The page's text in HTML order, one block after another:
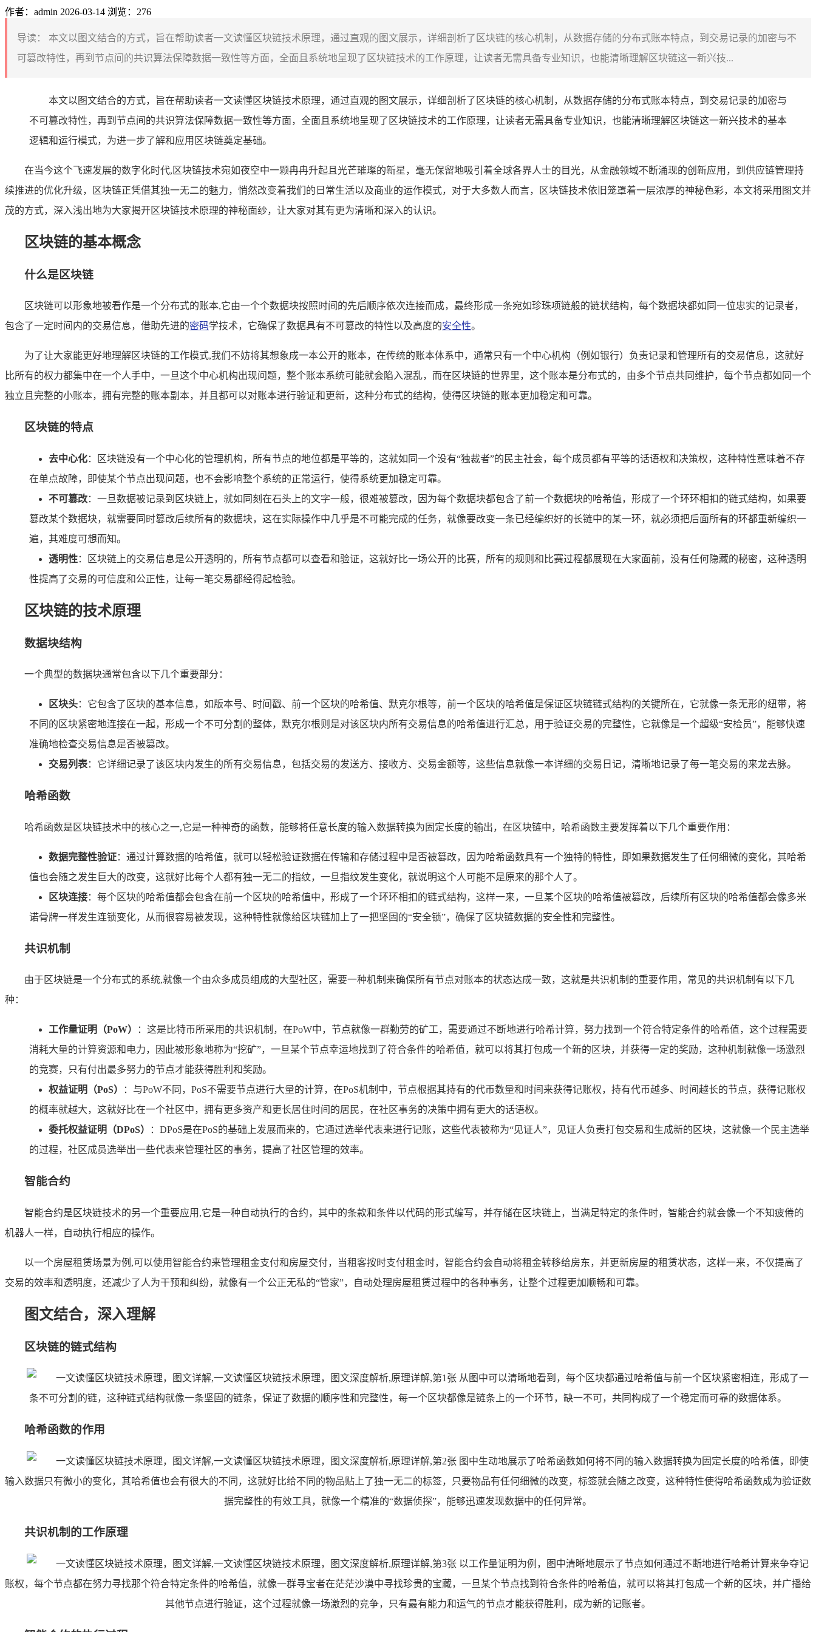
作者：admin 2026-03-14 浏览：276
导读：
本文以图文结合的方式，旨在帮助读者一文读懂区块链技术原理，通过直观的图文展示，详细剖析了区块链的核心机制，从数据存储的分布式账本特点，到交易记录的加密与不
可篡改特性，再到节点间的共识算法保障数据一致性等方面，全面且系统地呈现了区块链技术的工作原理，让读者无需具备专业知识，也能清晰理解区块链这一新兴技...
本文以图文结合的方式，旨在帮助读者一文读懂区块链技术原理，通过直观的图文展示，详细剖析了区块链的核心机制，从数据存储的分布式账本特点，到交易记录的加密与
不可篡改特性，再到节点间的共识算法保障数据一致性等方面，全面且系统地呈现了区块链技术的工作原理，让读者无需具备专业知识，也能清晰理解区块链这一新兴技术的基本
逻辑和运行模式，为进一步了解和应用区块链奠定基础。
在当今这个飞速发展的数字化时代,区块链技术宛如夜空中一颗冉冉升起且光芒璀璨的新星，毫无保留地吸引着全球各界人士的目光，从金融领域不断涌现的创新应用，到供应链管理持
续推进的优化升级，区块链正凭借其独一无二的魅力，悄然改变着我们的日常生活以及商业的运作模式，对于大多数人而言，区块链技术依旧笼罩着一层浓厚的神秘色彩，本文将采用图文并
茂的方式，深入浅出地为大家揭开区块链技术原理的神秘面纱，让大家对其有更为清晰和深入的认识。
区块链的基本概念
什么是区块链
区块链可以形象地被看作是一个分布式的账本,它由一个个数据块按照时间的先后顺序依次连接而成，最终形成一条宛如珍珠项链般的链状结构，每个数据块都如同一位忠实的记录者，
包含了一定时间内的交易信息，借助先进的密码学技术，它确保了数据具有不可篡改的特性以及高度的安全性。
为了让大家能更好地理解区块链的工作模式,我们不妨将其想象成一本公开的账本，在传统的账本体系中，通常只有一个中心机构（例如银行）负责记录和管理所有的交易信息，这就好
比所有的权力都集中在一个人手中，一旦这个中心机构出现问题，整个账本系统可能就会陷入混乱，而在区块链的世界里，这个账本是分布式的，由多个节点共同维护，每个节点都如同一个
独立且完整的小账本，拥有完整的账本副本，并且都可以对账本进行验证和更新，这种分布式的结构，使得区块链的账本更加稳定和可靠。
区块链的特点
去中心化：区块链没有一个中心化的管理机构，所有节点的地位都是平等的，这就如同一个没有“独裁者”的民主社会，每个成员都有平等的话语权和决策权，这种特性意味着不存
在单点故障，即使某个节点出现问题，也不会影响整个系统的正常运行，使得系统更加稳定可靠。
不可篡改：一旦数据被记录到区块链上，就如同刻在石头上的文字一般，很难被篡改，因为每个数据块都包含了前一个数据块的哈希值，形成了一个环环相扣的链式结构，如果要
篡改某个数据块，就需要同时篡改后续所有的数据块，这在实际操作中几乎是不可能完成的任务，就像要改变一条已经编织好的长链中的某一环，就必须把后面所有的环都重新编织一
遍，其难度可想而知。
透明性：区块链上的交易信息是公开透明的，所有节点都可以查看和验证，这就好比一场公开的比赛，所有的规则和比赛过程都展现在大家面前，没有任何隐藏的秘密，这种透明
性提高了交易的可信度和公正性，让每一笔交易都经得起检验。
区块链的技术原理
数据块结构
一个典型的数据块通常包含以下几个重要部分：
区块头：它包含了区块的基本信息，如版本号、时间戳、前一个区块的哈希值、默克尔根等，前一个区块的哈希值是保证区块链链式结构的关键所在，它就像一条无形的纽带，将
不同的区块紧密地连接在一起，形成一个不可分割的整体，默克尔根则是对该区块内所有交易信息的哈希值进行汇总，用于验证交易的完整性，它就像是一个超级“安检员”，能够快速
准确地检查交易信息是否被篡改。
交易列表：它详细记录了该区块内发生的所有交易信息，包括交易的发送方、接收方、交易金额等，这些信息就像一本详细的交易日记，清晰地记录了每一笔交易的来龙去脉。
哈希函数
哈希函数是区块链技术中的核心之一,它是一种神奇的函数，能够将任意长度的输入数据转换为固定长度的输出，在区块链中，哈希函数主要发挥着以下几个重要作用：
数据完整性验证：通过计算数据的哈希值，就可以轻松验证数据在传输和存储过程中是否被篡改，因为哈希函数具有一个独特的特性，即如果数据发生了任何细微的变化，其哈希
值也会随之发生巨大的改变，这就好比每个人都有独一无二的指纹，一旦指纹发生变化，就说明这个人可能不是原来的那个人了。
区块连接：每个区块的哈希值都会包含在前一个区块的哈希值中，形成了一个环环相扣的链式结构，这样一来，一旦某个区块的哈希值被篡改，后续所有区块的哈希值都会像多米
诺骨牌一样发生连锁变化，从而很容易被发现，这种特性就像给区块链加上了一把坚固的“安全锁”，确保了区块链数据的安全性和完整性。
共识机制
由于区块链是一个分布式的系统,就像一个由众多成员组成的大型社区，需要一种机制来确保所有节点对账本的状态达成一致，这就是共识机制的重要作用，常见的共识机制有以下几
种：
工作量证明（PoW）
：这是比特币所采用的共识机制，在PoW中，节点就像一群勤劳的矿工，需要通过不断地进行哈希计算，努力找到一个符合特定条件的哈希值，这个过程需要
消耗大量的计算资源和电力，因此被形象地称为“挖矿”，一旦某个节点幸运地找到了符合条件的哈希值，就可以将其打包成一个新的区块，并获得一定的奖励，这种机制就像一场激烈
的竞赛，只有付出最多努力的节点才能获得胜利和奖励。
权益证明（PoS）
：与PoW不同，PoS不需要节点进行大量的计算，在PoS机制中，节点根据其持有的代币数量和时间来获得记账权，持有代币越多、时间越长的节点，获得记账权
的概率就越大，这就好比在一个社区中，拥有更多资产和更长居住时间的居民，在社区事务的决策中拥有更大的话语权。
委托权益证明（DPoS）
：DPoS是在PoS的基础上发展而来的，它通过选举代表来进行记账，这些代表被称为“见证人”，见证人负责打包交易和生成新的区块，这就像一个民主选举
的过程，社区成员选举出一些代表来管理社区的事务，提高了社区管理的效率。
智能合约
智能合约是区块链技术的另一个重要应用,它是一种自动执行的合约，其中的条款和条件以代码的形式编写，并存储在区块链上，当满足特定的条件时，智能合约就会像一个不知疲倦的
机器人一样，自动执行相应的操作。
以一个房屋租赁场景为例,可以使用智能合约来管理租金支付和房屋交付，当租客按时支付租金时，智能合约会自动将租金转移给房东，并更新房屋的租赁状态，这样一来，不仅提高了
交易的效率和透明度，还减少了人为干预和纠纷，就像有一个公正无私的“管家”，自动处理房屋租赁过程中的各种事务，让整个过程更加顺畅和可靠。
图文结合，深入理解
区块链的链式结构
从图中可以清晰地看到，每个区块都通过哈希值与前一个区块紧密相连，形成了一
条不可分割的链，这种链式结构就像一条坚固的链条，保证了数据的顺序性和完整性，每一个区块都像是链条上的一个环节，缺一不可，共同构成了一个稳定而可靠的数据体系。
哈希函数的作用
图中生动地展示了哈希函数如何将不同的输入数据转换为固定长度的哈希值，即使
输入数据只有微小的变化，其哈希值也会有很大的不同，这就好比给不同的物品贴上了独一无二的标签，只要物品有任何细微的改变，标签就会随之改变，这种特性使得哈希函数成为验证数
据完整性的有效工具，就像一个精准的“数据侦探”，能够迅速发现数据中的任何异常。
共识机制的工作原理
以工作量证明为例，图中清晰地展示了节点如何通过不断地进行哈希计算来争夺记
账权，每个节点都在努力寻找那个符合特定条件的哈希值，就像一群寻宝者在茫茫沙漠中寻找珍贵的宝藏，一旦某个节点找到符合条件的哈希值，就可以将其打包成一个新的区块，并广播给
其他节点进行验证，这个过程就像一场激烈的竞争，只有最有能力和运气的节点才能获得胜利，成为新的记账者。